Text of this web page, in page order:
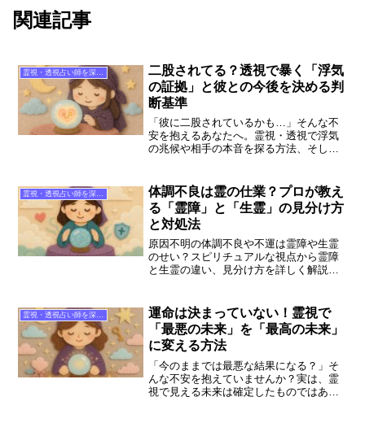
関連記事
二股されてる？透視で暴く「浮気
の証拠」と彼との今後を決める判
断基準
「彼に二股されているかも…」そんな不
安を抱えるあなたへ。霊視・透視で浮気
の兆候や相手の本音を探る方法、そして
toraramaro先生を始め、おすすめの相談
先も紹介します。
霊視・透視占い師を深掘り
体調不良は霊の仕業？プロが教え
る「霊障」と「生霊」の見分け方
と対処法
原因不明の体調不良や不運は霊障や生霊
のせい？スピリチュアルな視点から霊障
と生霊の違い、見分け方を詳しく解説。
師も紹介します。不安を解消し、前向き
な毎日を取り戻すヒントに。
霊視・透視占い師を深掘り
運命は決まっていない！霊視で
「最悪の未来」を「最高の未来」
に変える方法
「今のままでは最悪な結果になる？」そ
んな不安を抱えていませんか？実は、霊
視で見える未来は確定したものではあり